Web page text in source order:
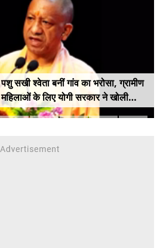
पशु सखी श्वेता बनीं गांव का भरोसा, ग्रामीण
महिलाओं के लिए योगी सरकार ने खोली
आत्मनिर्भरता की राह